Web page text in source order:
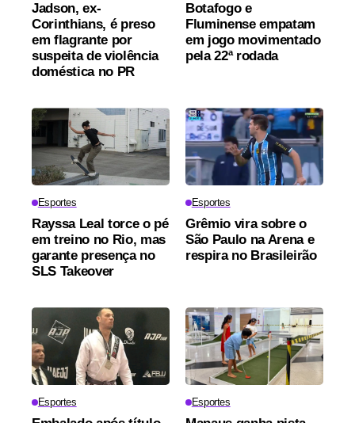
Jadson, ex-
Corinthians, é preso
em flagrante por
suspeita de violência
doméstica no PR
Botafogo e
Fluminense empatam
em jogo movimentado
pela 22ª rodada
Esportes
Rayssa Leal torce o pé
em treino no Rio, mas
garante presença no
SLS Takeover
Esportes
Grêmio vira sobre o
São Paulo na Arena e
respira no Brasileirão
Esportes Esportes